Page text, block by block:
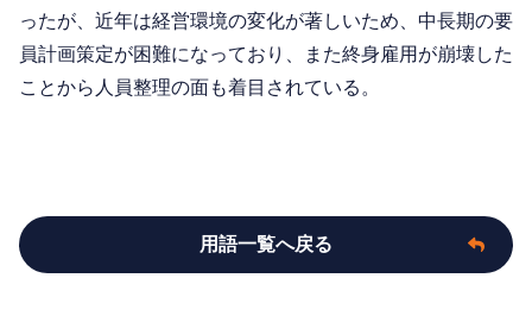
ったが、近年は経営環境の変化が著しいため、中長期の要
員計画策定が困難になっており、また終身雇用が崩壊した
ことから人員整理の面も着目されている。
用語一覧へ戻る